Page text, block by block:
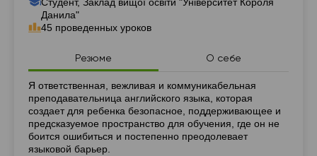
Данила"
45 проведенных уроков
Резюме О себе
Резюме
Я ответственная, вежливая и коммуникабельная
преподавательница английского языка, которая
создает для ребенка безопасное, поддерживающее и
предсказуемое пространство для обучения, где он не
боится ошибиться и постепенно преодолевает
языковой барьер.